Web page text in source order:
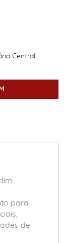
Central
para
de